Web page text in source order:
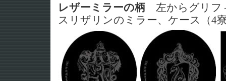
レザーミラーの柄 左からグリフ
スリザリンのミラー、ケース（4